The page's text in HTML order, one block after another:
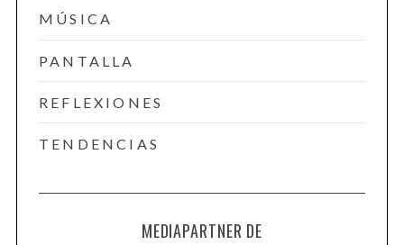
MÚSICA
PANTALLA
REFLEXIONES
TENDENCIAS
MEDIAPARTNER DE